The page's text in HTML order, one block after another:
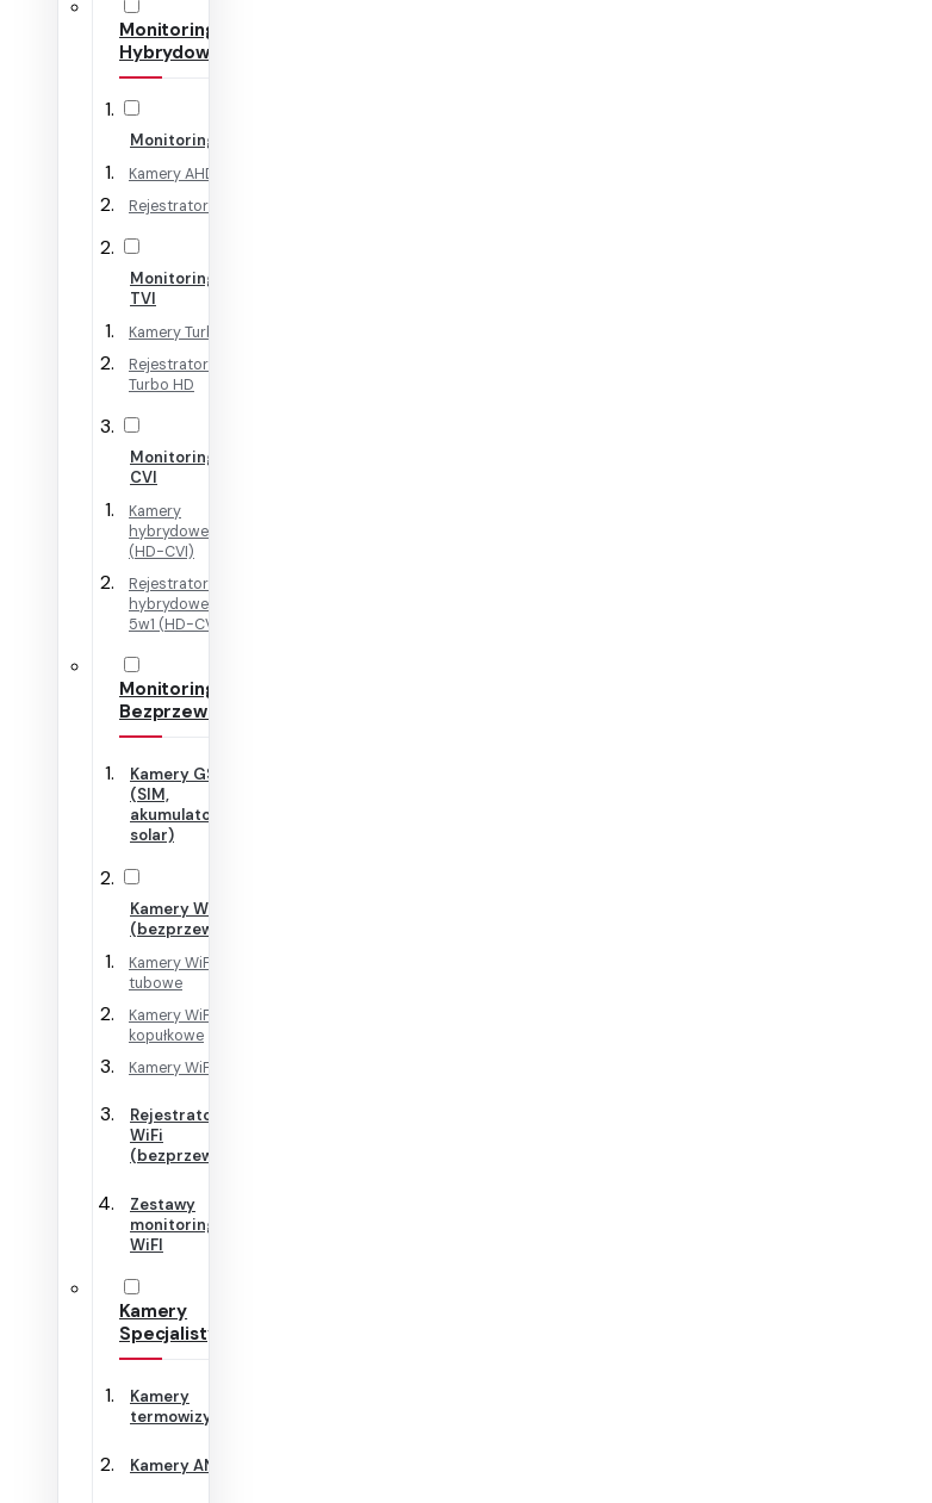
Monitoring
Hybrydowy
Monitoring AHD
Kamery AHD
Rejestratory AHD
Monitoring HD-
TVI
Kamery Turbo HD
Rejestratory
Turbo HD
Monitoring HD-
CVI
Kamery
hybrydowe 4w1
(HD-CVI)
Rejestratory
hybrydowe + IP
5w1 (HD-CVI)
Monitoring
Bezprzewodowy
Kamery GSM
(SIM,
akumulator,
solar)
Kamery WiFi
(bezprzewodowe)
Kamery WiFi
tubowe
Kamery WiFi
kopułkowe
Kamery WiFi Cube
Rejestratory
WiFi
(bezprzewodowe)
Zestawy
monitoringu
WiFI
Kamery
Specjalistyczne
Kamery
termowizyjne
Kamery ANPR